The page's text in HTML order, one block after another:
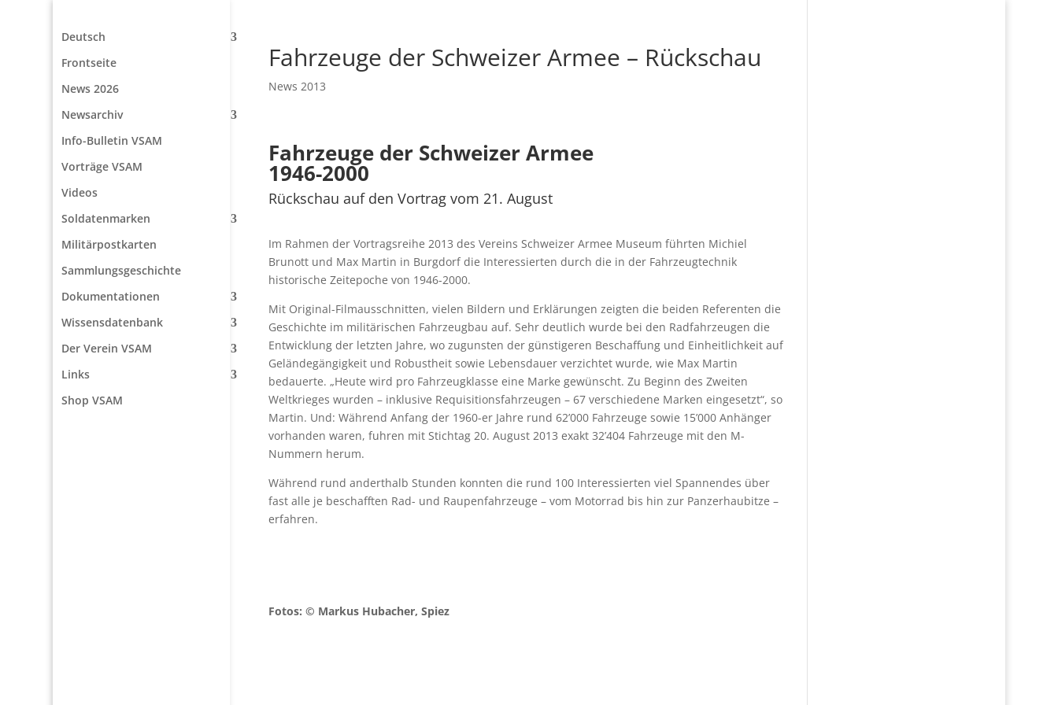
Deutsch
Frontseite
News 2026
Newsarchiv
Info-Bulletin VSAM
Vorträge VSAM
Videos
Soldatenmarken
Militärpostkarten
Sammlungsgeschichte
Dokumentationen
Wissensdatenbank
Der Verein VSAM
Links
Shop VSAM
Fahrzeuge der Schweizer Armee – Rückschau
News 2013
Fahrzeuge der Schweizer Armee
1946-2000
Rückschau auf den Vortrag vom 21. August
Im Rahmen der Vortragsreihe 2013 des Vereins Schweizer Armee Museum führten Michiel
Brunott und Max Martin in Burgdorf die Interessierten durch die in der Fahrzeugtechnik
historische Zeitepoche von 1946-2000.
Mit Original-Filmausschnitten, vielen Bildern und Erklärungen zeigten die beiden Referenten die
Geschichte im militärischen Fahrzeugbau auf. Sehr deutlich wurde bei den Radfahrzeugen die
Entwicklung der letzten Jahre, wo zugunsten der günstigeren Beschaffung und Einheitlichkeit auf
Geländegängigkeit und Robustheit sowie Lebensdauer verzichtet wurde, wie Max Martin
bedauerte. „Heute wird pro Fahrzeugklasse eine Marke gewünscht. Zu Beginn des Zweiten
Weltkrieges wurden – inklusive Requisitionsfahrzeugen – 67 verschiedene Marken eingesetzt“, so
Martin. Und: Während Anfang der 1960-er Jahre rund 62’000 Fahrzeuge sowie 15’000 Anhänger
vorhanden waren, fuhren mit Stichtag 20. August 2013 exakt 32’404 Fahrzeuge mit den M-
Nummern herum.
Während rund anderthalb Stunden konnten die rund 100 Interessierten viel Spannendes über
fast alle je beschafften Rad- und Raupenfahrzeuge – vom Motorrad bis hin zur Panzerhaubitze –
erfahren.
Fotos: © Markus Hubacher, Spiez